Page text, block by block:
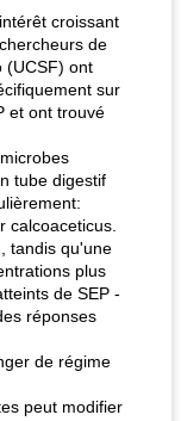
croissant
de
(UCSF) ont
sur
et ont trouvé
tube digestif
calcoaceticus.
tandis qu'une
plus
de SEP -
réponses
de régime
peut modifier